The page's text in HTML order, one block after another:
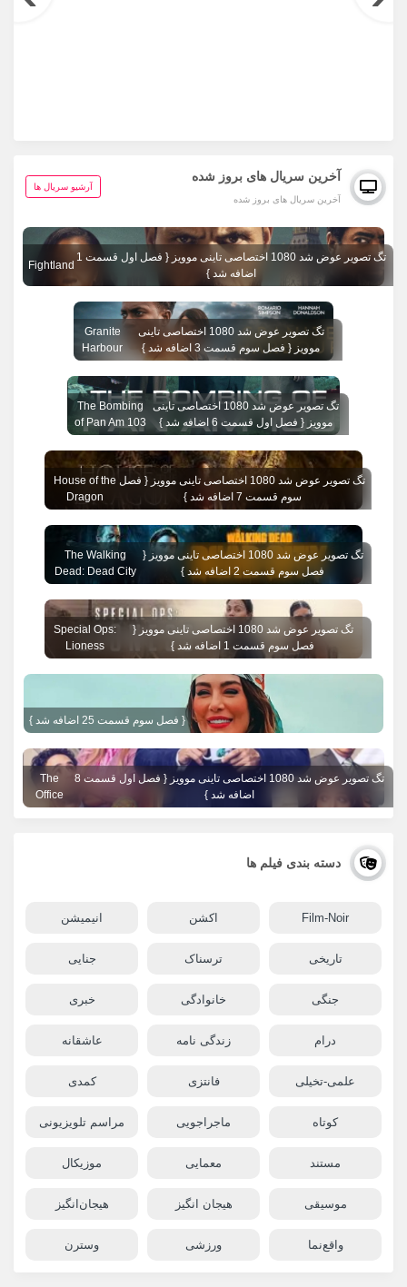
آخرین سریال های بروز شده
آخرین سریال های بروز شده
آرشیو سریال ها
تگ تصویر عوض شد 1080 اختصاصی تاینی موویز { فصل اول قسمت 1
اضافه شد }
Fightland
تگ تصویر عوض شد 1080 اختصاصی تاینی
موویز { فصل سوم قسمت 3 اضافه شد }
Granite
Harbour
تگ تصویر عوض شد 1080 اختصاصی تاینی
موویز { فصل اول قسمت 6 اضافه شد }
The Bombing
of Pan Am 103
تگ تصویر عوض شد 1080 اختصاصی تاینی موویز { فصل
سوم قسمت 7 اضافه شد }
House of the
Dragon
تگ تصویر عوض شد 1080 اختصاصی تاینی موویز {
فصل سوم قسمت 2 اضافه شد }
The Walking
Dead: Dead City
تگ تصویر عوض شد 1080 اختصاصی تاینی موویز {
فصل سوم قسمت 1 اضافه شد }
Special Ops:
Lioness
{ فصل سوم قسمت 25 اضافه شد }
تگ تصویر عوض شد 1080 اختصاصی تاینی موویز { فصل اول قسمت 8
اضافه شد }
The
Office
دسته بندی فیلم ها
Film-Noir اکشن انیمیشن
تاریخی ترسناک جنایی
جنگی خانوادگی خبری
درام زندگی نامه عاشقانه
علمی-تخیلی فانتزی کمدی
کوتاه ماجراجویی مراسم تلویزیونی
مستند معمایی موزیکال
موسیقی هیجان انگیز هیجان‌انگیز
واقع‌نما ورزشی وسترن